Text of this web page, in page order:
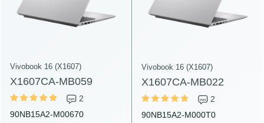
Vivobook 16 (X1607)
X1607CA-MB059
2
90NB15A2-M00670
Vivobook 16 (X1607)
X1607CA-MB022
2
90NB15A2-M000T0